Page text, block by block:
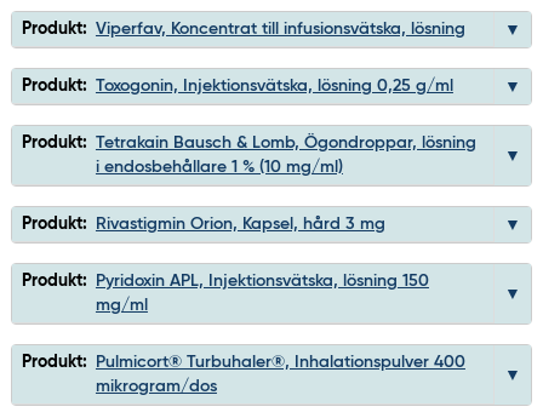
Produkt: Viperfav, Koncentrat till infusionsvätska, lösning
Produkt: Toxogonin, Injektionsvätska, lösning 0,25 g/ml
Produkt: Tetrakain Bausch & Lomb, Ögondroppar, lösning
i endosbehållare 1 % (10 mg/ml)
Produkt: Rivastigmin Orion, Kapsel, hård 3 mg
Produkt:
Pyridoxin APL, Injektionsvätska, lösning 150
mg/ml
Produkt:
Pulmicort® Turbuhaler®, Inhalationspulver 400
mikrogram/dos